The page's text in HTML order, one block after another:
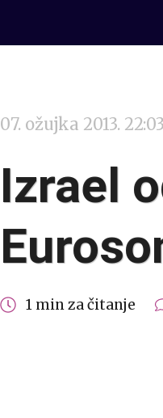
07. ožujka 2013. 22:03
Izrael
1 min za čitanje